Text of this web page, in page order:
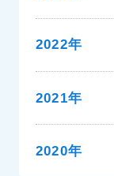
2022年
2021年
2020年